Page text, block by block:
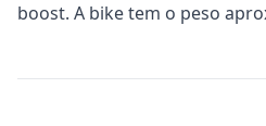
boost. A bike tem o peso